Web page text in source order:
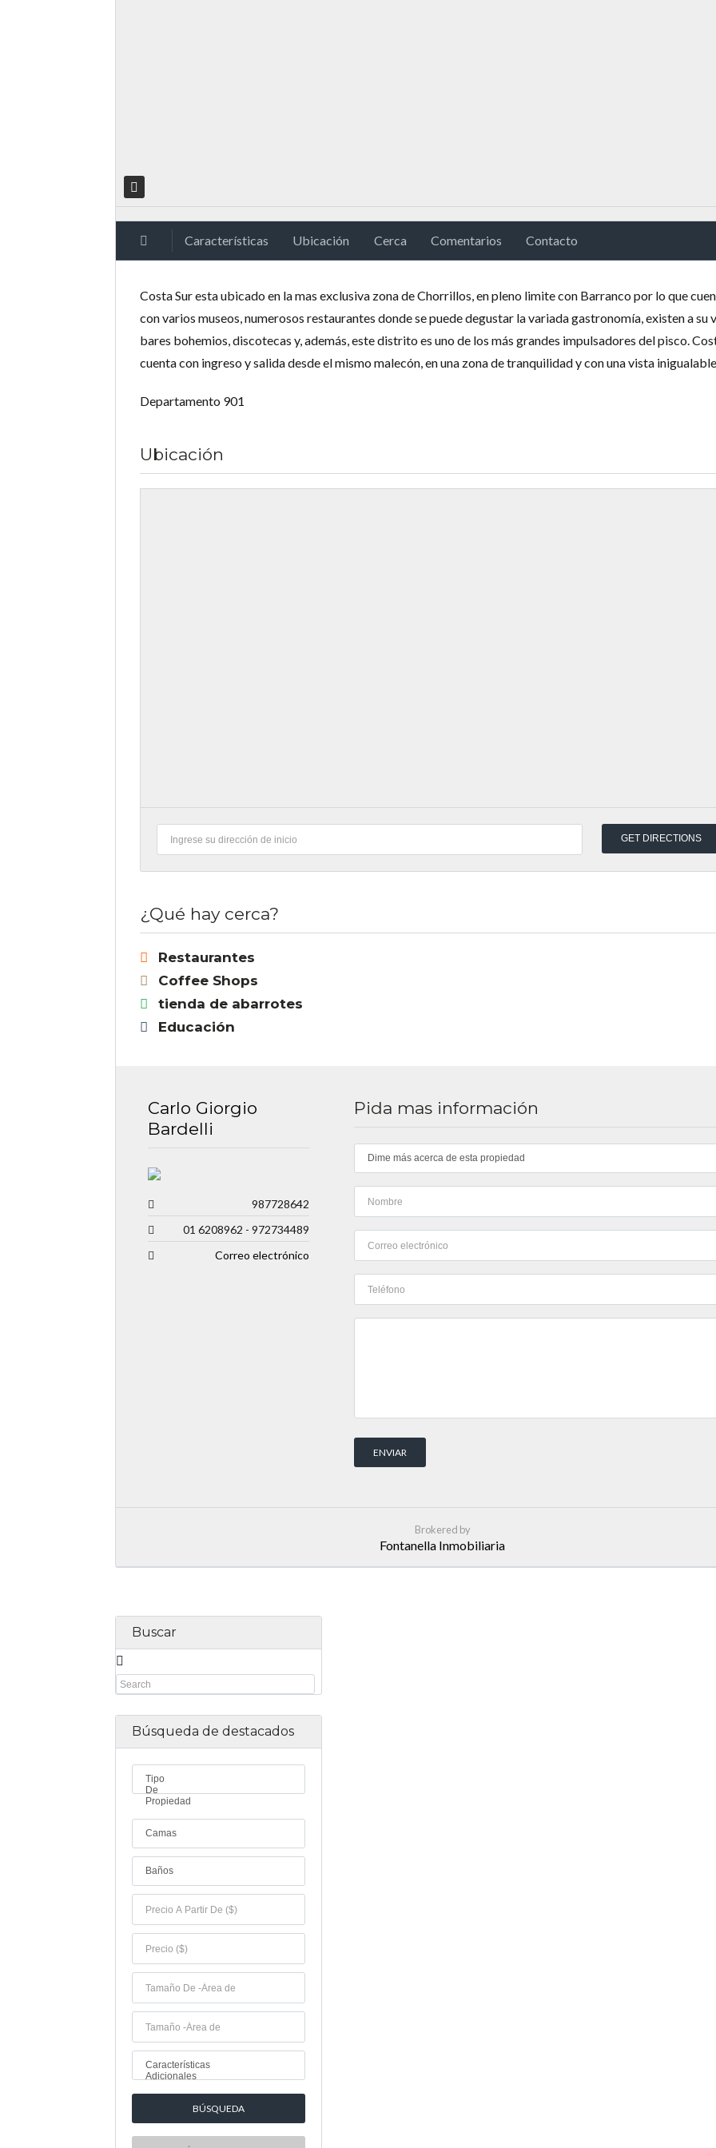
Características Ubicación Cerca Comentarios Contacto
Costa Sur esta ubicado en la mas exclusiva zona de Chorrillos, en pleno limite con Barranco por lo que
con varios museos, numerosos restaurantes donde se puede degustar la variada gastronomía, existen a su
bares bohemios, discotecas y, además, este distrito es uno de los más grandes impulsadores del pisco.
cuenta con ingreso y salida desde el mismo malecón, en una zona de tranquilidad y con una vista
Departamento 901
Ubicación
¿Qué hay cerca?
Restaurantes
Coffee Shops
tienda de abarrotes
Educación
Carlo Giorgio
Bardelli
987728642
01 6208962 - 972734489
Correo electrónico
Pida mas información
Dime más acerca de esta propiedad
Brokered by
Fontanella Inmobiliaria
Buscar
Búsqueda de destacados
Tipo
De
Propiedad
Camas
Baños
Características
Adicionales